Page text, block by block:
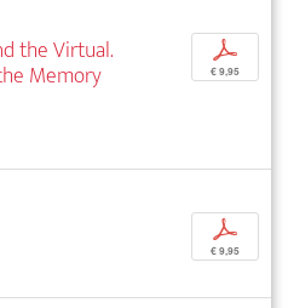
the Virtual.
Memory
p
€ 9,95
p
€ 9,95